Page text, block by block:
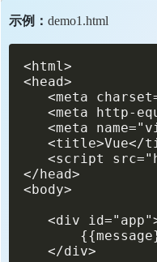
示例： demo1.html
<html>
<head>
<meta
<meta http-
<meta
<title>Vue</
<script
</head>
<body>
<div
</div>